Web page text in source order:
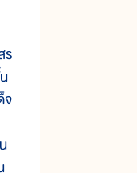
ร
จ